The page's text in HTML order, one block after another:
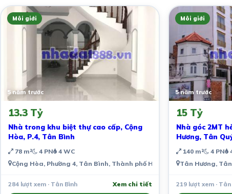
Môi giới
5 năm trước
13.3 Tỷ
Nhà trong khu biệt thự cao cấp, Cộng
Hòa, P.4, Tân Bình
78 m² 4 PN 4 WC
Cộng Hòa, Phường 4, Tân Bình, Thành phố Hồ Chí Minh, Việt Nam
284 lượt xem · Tân Bình Xem chi tiết
Môi giới
5 năm trước
15 Tỷ
Nhà góc 2MT
Hương, Tân
140 m² 4 PN
Tân Hương,
219 lượt xem · Tân